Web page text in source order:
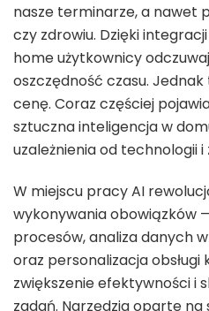
nasze terminarze, a nawet
czy zdrowiu. Dzięki
home użytkownicy
oszczędność czasu.
cenę. Coraz częściej
sztuczna inteligencja w
uzależnienia od technologii
W miejscu pracy AI
wykonywania obowiązków
procesów, analiza danych
oraz personalizacja
zwiększenie efektywności i
zadań. Narzędzia oparte